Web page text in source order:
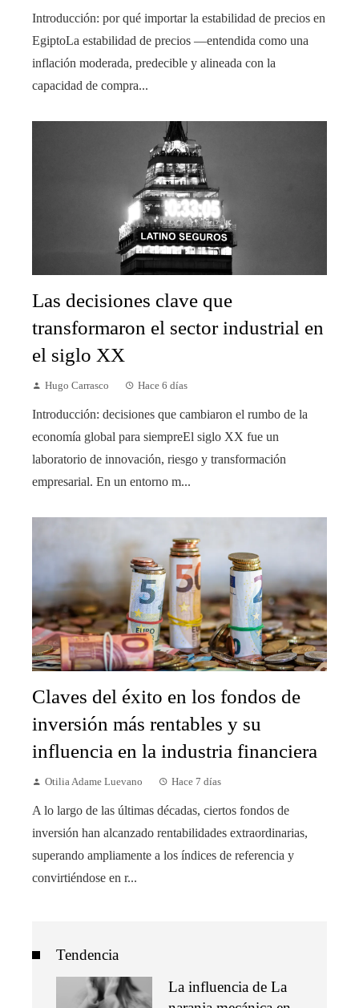
Introducción: por qué importar la estabilidad de precios en
EgiptoLa estabilidad de precios —entendida como una
inflación moderada, predecible y alineada con la
capacidad de compra...
Las decisiones clave que
transformaron el sector industrial en
el siglo XX
Hugo Carrasco Hace 6 días
Introducción: decisiones que cambiaron el rumbo de la
economía global para siempreEl siglo XX fue un
laboratorio de innovación, riesgo y transformación
empresarial. En un entorno m...
Claves del éxito en los fondos de
inversión más rentables y su
influencia en la industria financiera
Otilia Adame Luevano Hace 7 días
A lo largo de las últimas décadas, ciertos fondos de
inversión han alcanzado rentabilidades extraordinarias,
superando ampliamente a los índices de referencia y
convirtiéndose en r...
Tendencia
La influencia de La